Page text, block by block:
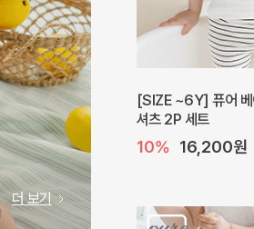
더 보기
캐더린 뷔스티에 미
10% 24,300원